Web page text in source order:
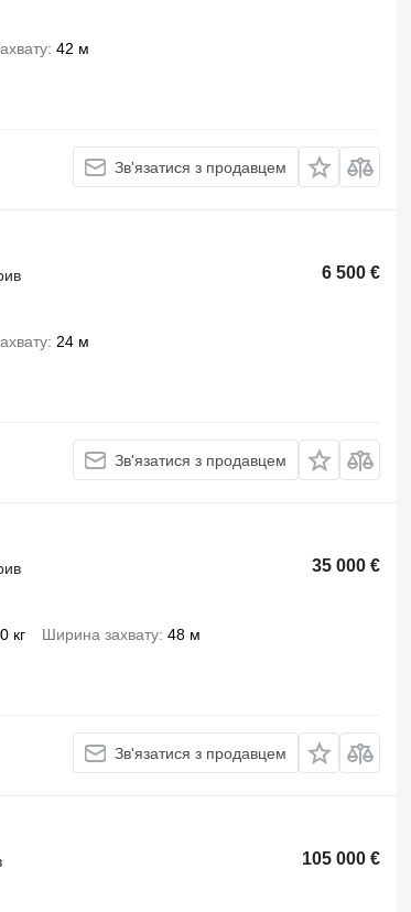
42 м
Зв'язатися з продавцем
6 500 €
24 м
Зв'язатися з продавцем
35 000 €
кг Ширина захвату 48 м
Зв'язатися з продавцем
105 000 €